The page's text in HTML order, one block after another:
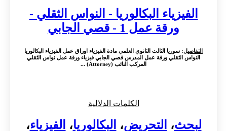
الفيزياء البكالوريا - النواس الثقلي -
ورقة عمل 1 - قصي الجابي
التفاصيل: سوريا الثالث الثانوي العلمي مادة الفيزياء اوراق عمل الفيزياء البكالوريا
النواس الثقلي ورقة عمل المدرس قصي الجابي فيزياء ورقة عمل نواس الثقلي
المركب النائب (Attorney) ...
الكلمات الدلالية
لبحث، التحريض، البكالوريا، الفيزياء،